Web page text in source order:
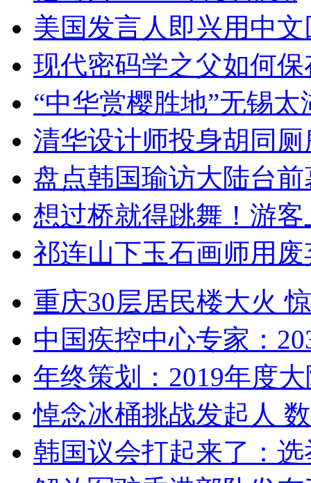
美国发言人即兴用中
现代密码学之父如何
“中华赏樱胜地”无锡
清华设计师投身胡同
盘点韩国瑜访大陆台
想过桥就得跳舞！游客
祁连山下玉石画师用
重庆30层居民楼大火
中国疾控中心专家：
年终策划：2019年度
悼念冰桶挑战发起人
韩国议会打起来了：